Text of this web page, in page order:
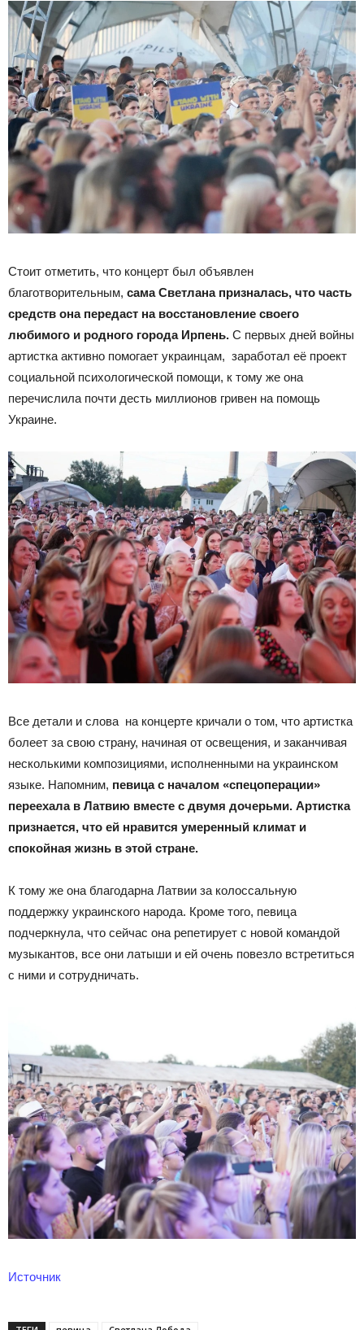
Стоит отметить, что концерт был объявлен
благотворительным, сама Светлана призналась, что часть
средств она передаст на восстановление своего
любимого и родного города Ирпень. С первых дней войны
артистка активно помогает украинцам, заработал её проект
социальной психологической помощи, к тому же она
перечислила почти десть миллионов гривен на помощь
Украине.
Все детали и слова на концерте кричали о том, что артистка
болеет за свою страну, начиная от освещения, и заканчивая
несколькими композициями, исполненными на украинском
языке. Напомним, певица с началом «спецоперации»
переехала в Латвию вместе с двумя дочерьми. Артистка
признается, что ей нравится умеренный климат и
спокойная жизнь в этой стране.
К тому же она благодарна Латвии за колоссальную
поддержку украинского народа. Кроме того, певица
подчеркнула, что сейчас она репетирует с новой командой
музыкантов, все они латыши и ей очень повезло встретиться
с ними и сотрудничать.
Источник